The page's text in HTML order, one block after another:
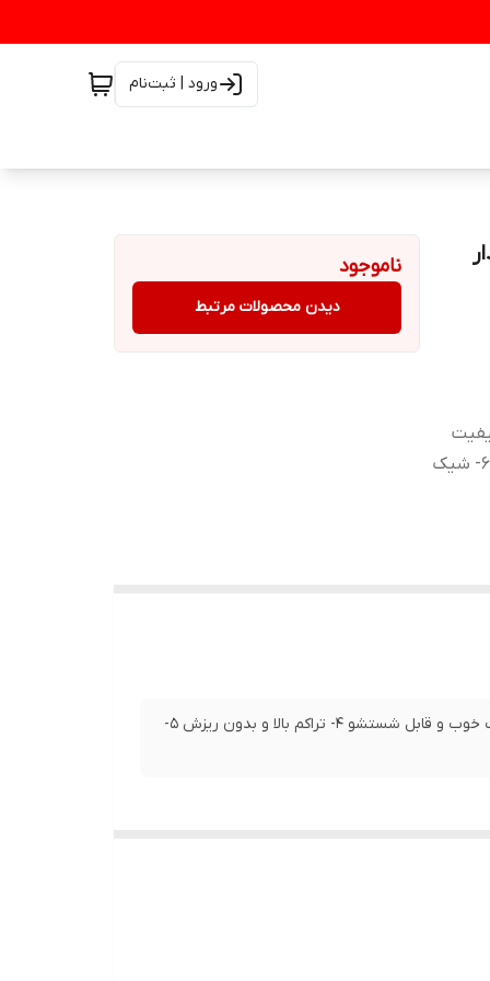
ورود | ثبت‌نام
باکس دار ۲- دارای آینه ۳- کیفیت
خوب و قابل شستشو ۴- تراکم بالا و بدون ریزش ۵- نرم و لطیف ۶- شیک
ناموجود
دیدن محصولات مرتبط
۱- ست براش آرایشی مینی ۵ عددی باکس دار ۲- دارای آینه ۳- کیفیت خوب و قابل شستشو ۴- تراکم بالا و بدون ریزش ۵-